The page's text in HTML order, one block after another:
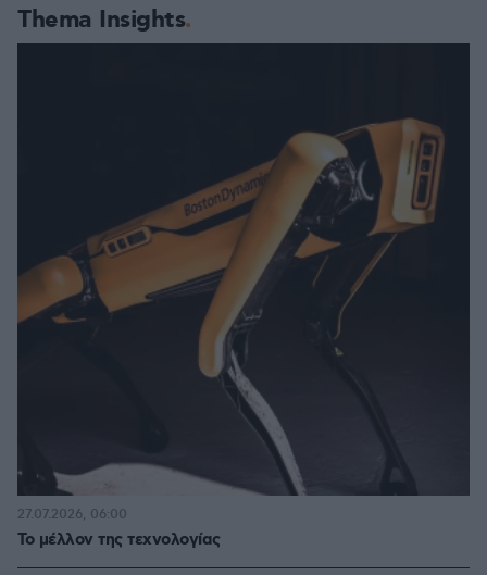
Thema Insights
Το μέλλον της τεχνολογίας
27.07.2026, 06:00